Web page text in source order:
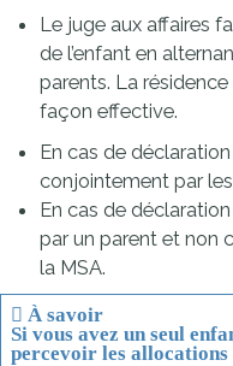
Le juge aux affaires
de l’enfant en
parents. La
façon effective.
En cas de
conjointement par
En cas de
par un parent et non
la MSA.
À savoir
Si vous avezun seul
percevoir les